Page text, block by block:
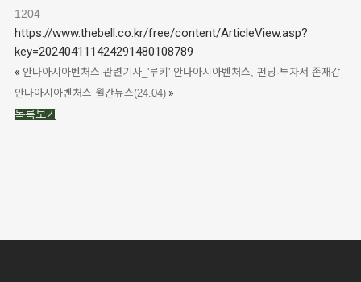
1204
https://www.thebell.co.kr/free/content/ArticleView.asp?
key=202404111424291480108789
« 안다아시아벤처스 관련기사_'루키' 안다아시아벤처스, 펀딩·투자서 존재감
안다아시아벤처스 월간뉴스(24.04) »
목록보기